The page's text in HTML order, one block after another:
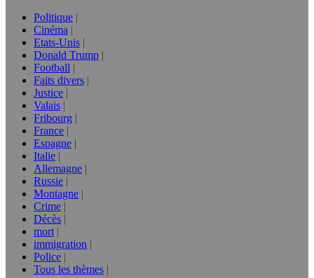
Politique
Cinéma
Etats-Unis
Donald Trump
Football
Faits divers
Justice
Valais
Fribourg
France
Espagne
Italie
Allemagne
Russie
Montagne
Crime
Décès
mort
immigration
Police
Tous les thèmes